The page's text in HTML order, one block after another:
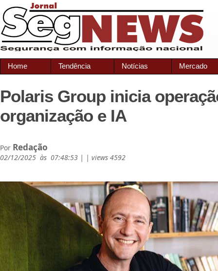
Home Tendência Notícias Mercado
Polaris Group inicia
organização e IA
Por Redação
02/12/2025 às 07:48:53 | | views 4592